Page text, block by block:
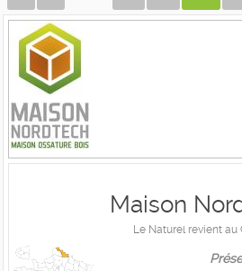
Maison
Le Naturel revient au